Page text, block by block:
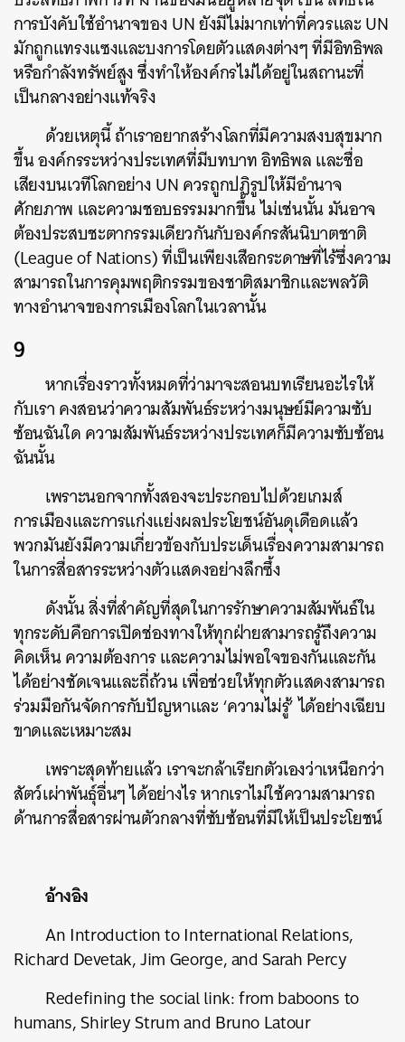
การบังคับใช้อำนาจของ UN ยังมีไม่มากเท่าที่ควรและ UN
มักถูกแทรงแซงและบงการโดยตัวแสดงต่างๆ ที่มีอิทธิพล
หรือกำลังทรัพย์สูง ซึ่งทำให้องค์กรไม่ได้อยู่ในสถานะที่
เป็นกลางอย่างแท้จริง
ด้วยเหตุนี้ ถ้าเราอยากสร้างโลกที่มีความสงบสุขมาก
ขึ้น องค์กรระหว่างประเทศที่มีบทบาท อิทธิพล และชื่อ
เสียงบนเวทีโลกอย่าง UN ควรถูกปฏิรูปให้มีอำนาจ
ศักยภาพ และความชอบธรรมมากขึ้น ไม่เช่นนั้น มันอาจ
ต้องประสบชะตากรรมเดียวกันกับองค์กรสันนิบาตชาติ
(League of Nations) ที่เป็นเพียงเสือกระดาษที่ไร้ซึ่งความ
สามารถในการคุมพฤติกรรมของชาติสมาชิกและพลวัติ
ทางอำนาจของการเมืองโลกในเวลานั้น
9
หากเรื่องราวทั้งหมดที่ว่ามาจะสอนบทเรียนอะไรให้
กับเรา คงสอนว่าความสัมพันธ์ระหว่างมนุษย์มีความซับ
ซ้อนฉันใด ความสัมพันธ์ระหว่างประเทศก็มีความซับซ้อน
ฉันนั้น
เพราะนอกจากทั้งสองจะประกอบไปด้วยเกมส์
การเมืองและการแก่งแย่งผลประโยชน์อันดุเดือดแล้ว
พวกมันยังมีความเกี่ยวข้องกับประเด็นเรื่องความสามารถ
ในการสื่อสารระหว่างตัวแสดงอย่างลึกซึ้ง
ดังนั้น สิ่งที่สำคัญที่สุดในการรักษาความสัมพันธ์ใน
ทุกระดับคือการเปิดช่องทางให้ทุกฝ่ายสามารถรู้ถึงความ
คิดเห็น ความต้องการ และความไม่พอใจของกันและกัน
ได้อย่างชัดเจนและถี่ถ้วน เพื่อช่วยให้ทุกตัวแสดงสามารถ
ร่วมมือกันจัดการกับปัญหาและ ‘ความไม่รู้’ ได้อย่างเฉียบ
ขาดและเหมาะสม
เพราะสุดท้ายแล้ว เราจะกล้าเรียกตัวเองว่าเหนือกว่า
สัตว์เผ่าพันธุ์อื่นๆ ได้อย่างไร หากเราไม่ใช้ความสามารถ
ด้านการสื่อสารผ่านตัวกลางที่ซับซ้อนที่มีให้เป็นประโยชน์
อ้างอิง
An Introduction to International Relations,
Richard Devetak, Jim George, and Sarah Percy
Redefining the social link: from baboons to
humans, Shirley Strum and Bruno Latour